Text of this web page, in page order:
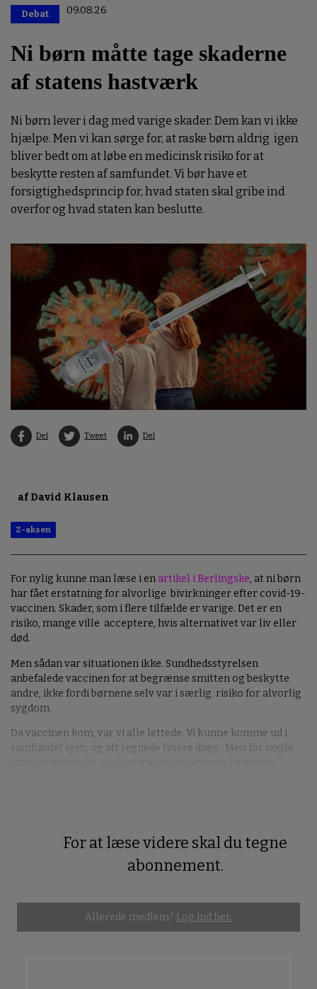
Debat 09.08.26
Ni børn måtte tage skaderne
af statens hastværk
Ni børn lever i dag med varige skader. Dem kan vi ikke
hjælpe. Men vi kan sørge for, at raske børn aldrig igen
bliver bedt om at løbe en medicinsk risiko for at
beskytte resten af samfundet. Vi bør have et
forsigtighedsprincip for, hvad staten skal gribe ind
overfor og hvad staten kan beslutte.
Del Tweet Del
af David Klausen
Z-aksen
For nylig kunne man læse i en artikel i Berlingske, at ni børn
har fået erstatning for alvorlige bivirkninger efter covid-19-
vaccinen. Skader, som i flere tilfælde er varige. Det er en
risiko, mange ville acceptere, hvis alternativet var liv eller
død.
Men sådan var situationen ikke. Sundhedsstyrelsen
anbefalede vaccinen for at begrænse smitten og beskytte
andre, ikke fordi børnene selv var i særlig risiko for alvorlig
sygdom.
Da vaccinen kom, var vi alle lettede. Vi kunne komme ud i
samfundet igen, og alt tegnede lysere dage. Men for nogle
For at læse videre skal du tegne
abonnement.
Allerede medlem? Log ind her.